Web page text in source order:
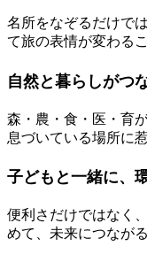
名所をなぞるだけで
て旅の表情が変わる
自然と暮らしがつ
森・農・食・医・育
息づいている場所に
子どもと一緒に、
便利さだけではなく
めて、未来につなが